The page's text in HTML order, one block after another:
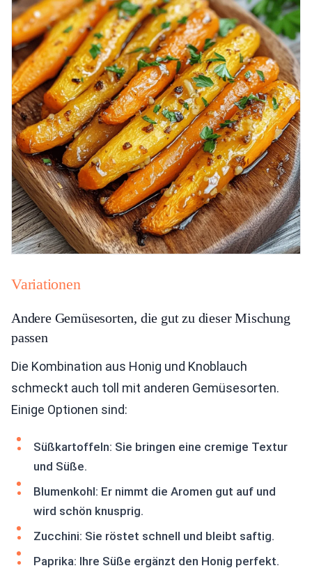
Variationen
Andere Gemüsesorten, die gut zu dieser Mischung
passen
Die Kombination aus Honig und Knoblauch
schmeckt auch toll mit anderen Gemüsesorten.
Einige Optionen sind:
Süßkartoffeln: Sie bringen eine cremige Textur
und Süße.
Blumenkohl: Er nimmt die Aromen gut auf und
wird schön knusprig.
Zucchini: Sie röstet schnell und bleibt saftig.
Paprika: Ihre Süße ergänzt den Honig perfekt.